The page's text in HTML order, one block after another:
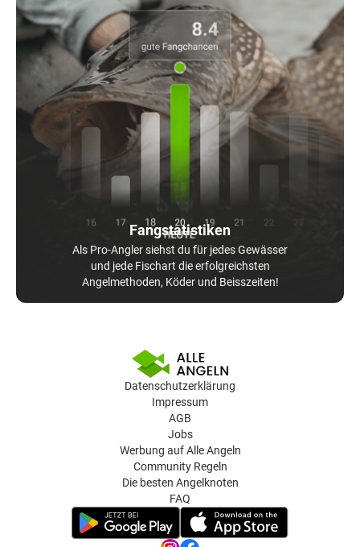
Fangstatistiken
Als Pro-Angler siehst du für jedes Gewässer
und jede Fischart die erfolgreichsten
Angelmethoden, Köder und Beisszeiten!
Datenschutzerklärung
Impressum
AGB
Jobs
Werbung auf Alle Angeln
Community Regeln
Die besten Angelknoten
FAQ